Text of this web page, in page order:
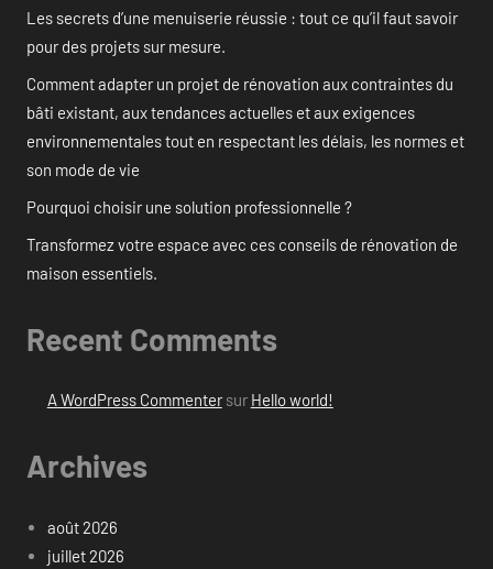
Les secrets d’une menuiserie réussie : tout ce qu’il faut savoir
pour des projets sur mesure.
Comment adapter un projet de rénovation aux contraintes du
bâti existant, aux tendances actuelles et aux exigences
environnementales tout en respectant les délais, les normes et
son mode de vie
Pourquoi choisir une solution professionnelle ?
Transformez votre espace avec ces conseils de rénovation de
maison essentiels.
Recent Comments
A WordPress Commentersur Hello world!
Archives
août 2026
juillet 2026